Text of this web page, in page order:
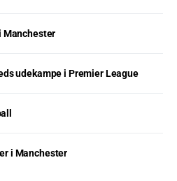
udekampe i Premier League
i Manchester